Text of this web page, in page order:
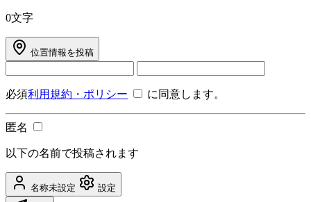
0文字
位置情報を投稿
必須利用規約・ポリシー に同意します。
匿名
以下の名前で投稿されます
名称未設定 設定